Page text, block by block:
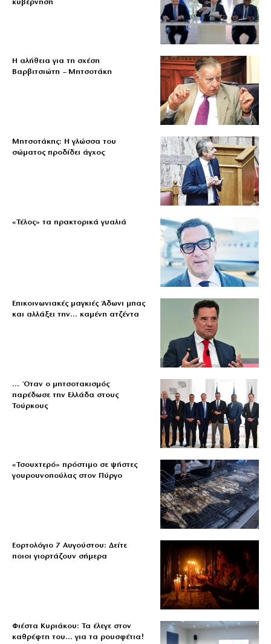
κυβέρνηση
Η αλήθεια για τη σχέση
Βαρβιτσιώτη – Μητσοτάκη
Μητσοτάκης: Η γλώσσα του
σώματος προδίδει άγχος
«Τέλος» τα πρακτορικά γυαλιά
Επικοινωνιακές μαγκιές Άδωνι μπας
και αλλάξει την… καμένη ατζέντα
… Όταν ο μητσοτακισμός
παρέδωσε την Ελλάδα στους
Τούρκους
«Τσουχτερό» πρόστιμο σε ψήστες
γουρουνοπούλας στον Πύργο
Εορτολόγιο 7 Αυγούστου: Δείτε
ποιοι γιορτάζουν σήμερα
Φιέστα Κυριάκου: Τα έλεγε στον
καθρέφτη του… για τα ρουσφέτια!